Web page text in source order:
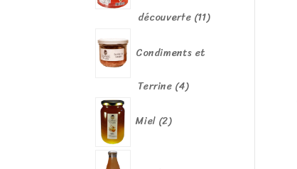
découverte 1111
Condiments et
Terrine 44
Miel 2produits